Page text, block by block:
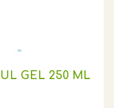
GEL 250 ML